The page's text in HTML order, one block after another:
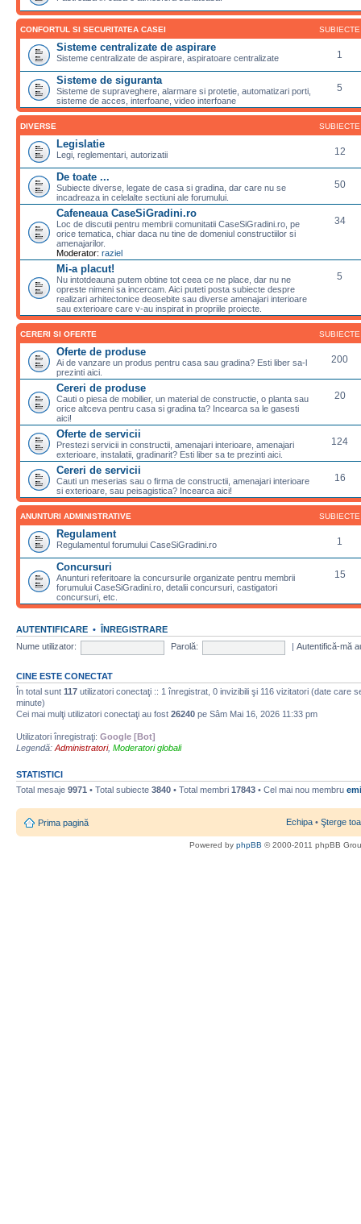
CONFORTUL SI SECURITATEA CASEI SUBIECTE
Sisteme centralizate de aspirare
Sisteme centralizate de aspirare, aspiratoare centralizate 1
Sisteme de siguranta
Sisteme de supraveghere, alarmare si protetie, automatizari porti,
sisteme de acces, interfoane, video interfoane
5
DIVERSE SUBIECTE
Legislatie
Legi, reglementari, autorizatii 12
De toate ...
Subiecte diverse, legate de casa si gradina, dar care nu se
incadreaza in celelalte sectiuni ale forumului.
50
Cafeneaua CaseSiGradini.ro
Loc de discutii pentru membrii comunitatii CaseSiGradini.ro, pe
orice tematica, chiar daca nu tine de domeniul constructiilor si
amenajarilor.
Moderator: raziel
34
Mi-a placut!
Nu intotdeauna putem obtine tot ceea ce ne place, dar nu ne
opreste nimeni sa incercam. Aici puteti posta subiecte despre
realizari arhitectonice deosebite sau diverse amenajari interioare
sau exterioare care v-au inspirat in propriile proiecte.
5
CERERI SI OFERTE SUBIECTE
Oferte de produse
Ai de vanzare un produs pentru casa sau gradina? Esti liber sa-l
prezinti aici.
200
Cereri de produse
Cauti o piesa de mobilier, un material de constructie, o planta sau
orice altceva pentru casa si gradina ta? Incearca sa le gasesti
aici!
20
Oferte de servicii
Prestezi servicii in constructii, amenajari interioare, amenajari
exterioare, instalatii, gradinarit? Esti liber sa te prezinti aici.
124
Cereri de servicii
Cauti un meserias sau o firma de constructii, amenajari interioare
si exterioare, sau peisagistica? Incearca aici!
16
ANUNTURI ADMINISTRATIVE SUBIECTE
Regulament
Regulamentul forumului CaseSiGradini.ro 1
Concursuri
Anunturi referitoare la concursurile organizate pentru membrii
forumului CaseSiGradini.ro, detalii concursuri, castigatori
concursuri, etc.
15
AUTENTIFICARE • ÎNREGISTRARE
Nume utilizator:
Parolă: Autentifică-mă
CINE ESTE CONECTAT
În total sunt 117 utilizatori conectaţi :: 1 înregistrat, 0 invizibili şi 116 vizitatori (date care
minute)
Cei mai mulţi utilizatori conectaţi au fost 26240 pe Sâm Mai 16, 2026 11:33 pm
Utilizatori înregistraţi: Google [Bot]
Legendă: Administratori, Moderatori globali
STATISTICI
Total mesaje 9971 • Total subiecte 3840 • Total membri 17843 • Cel mai nou membru
Prima pagină Echipa • Şterge
Powered by phpBB © 2000-2011 phpBB